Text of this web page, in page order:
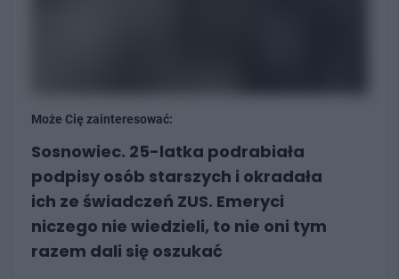
Może Cię zainteresować:
Sosnowiec. 25-latka podrabiała
podpisy osób starszych i okradała
ich ze świadczeń ZUS. Emeryci
niczego nie wiedzieli, to nie oni tym
razem dali się oszukać